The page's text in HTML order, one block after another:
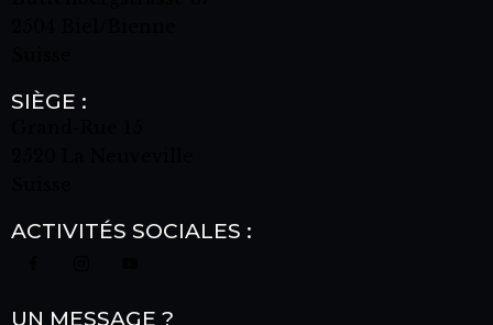
SIÈGE :
ACTIVITÉS SOCIALES :
UN MESSAGE ?